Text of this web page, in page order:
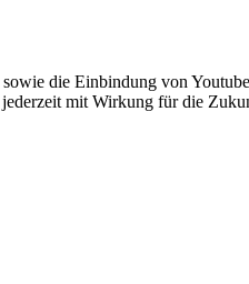
die Einbindung von
mit Wirkung für die